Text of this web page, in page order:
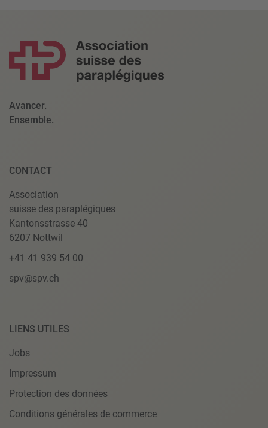
Avancer.
Ensemble.
CONTACT
Association
suisse des paraplégiques
Kantonsstrasse 40
6207 Nottwil
+41 41 939 54 00
spv@spv.ch
LIENS UTILES
Jobs
Impressum
Protection des données
Conditions générales de commerce